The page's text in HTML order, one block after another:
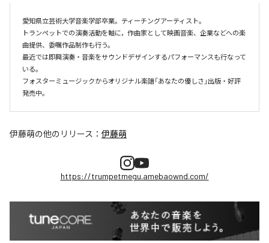
愛知県立芸術大学音楽学部卒業。ティーチングアーティスト。
トランペットでの演奏活動を軸に，作曲家として映画音楽、企業などへの楽
曲提供、委嘱作品制作も行う。
最近では即興演奏・音楽をサウンドデザインするパフォーマンスも行なって
いる。
フォスターミュージックからオリジナル楽譜「あなたの優しさ」出版・好評
伊藤萌の他のリリース： 伊藤萌
https://trumpetmegu.amebaownd.com/